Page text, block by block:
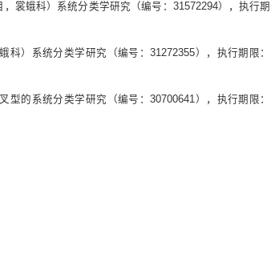
裳蛾科）系统分类学研究（编号：31572294），执行期
）系统分类学研究（编号：31272355），执行期限：
的系统分类学研究（编号：30700641），执行期限：